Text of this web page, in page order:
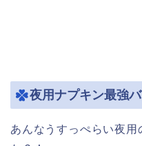
夜用ナプキン最強
あんなうすっぺらい夜